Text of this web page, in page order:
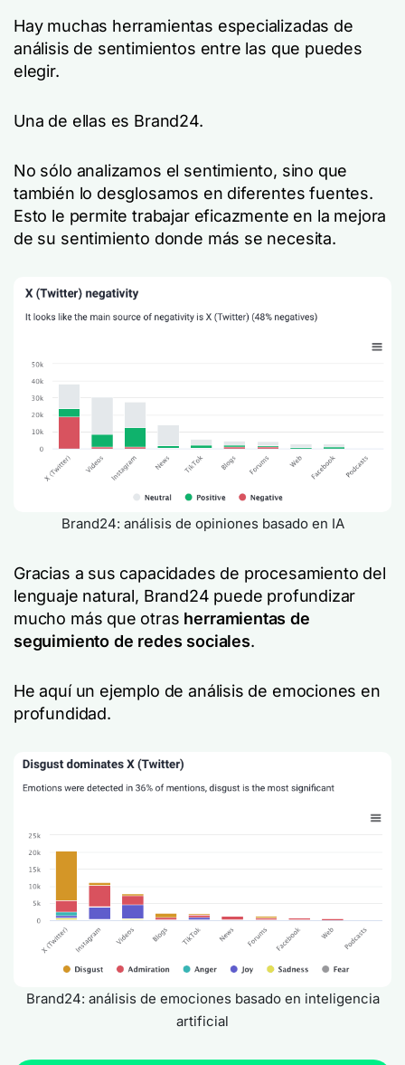
Hay muchas herramientas especializadas de
análisis de sentimientos entre las que puedes
elegir.
Una de ellas es Brand24.
No sólo analizamos el sentimiento, sino que
también lo desglosamos en diferentes fuentes.
Esto le permite trabajar eficazmente en la mejora
de su sentimiento donde más se necesita.
Brand24: análisis de opiniones basado en IA
Gracias a sus capacidades de procesamiento del
lenguaje natural, Brand24 puede profundizar
mucho más que otras herramientas de
seguimiento de redes sociales.
He aquí un ejemplo de análisis de emociones en
profundidad.
Brand24: análisis de emociones basado en inteligencia
artificial